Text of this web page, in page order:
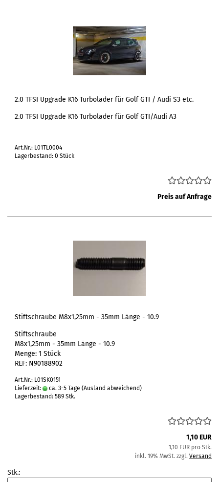
2.0 TFSI Upgrade K16 Turbolader für Golf GTI / Audi S3 etc.
2.0 TFSI Upgrade K16 Turbolader für Golf GTI/Audi A3
Art.Nr.: L01TL0004
Lagerbestand: 0 Stück
Preis auf Anfrage
Stiftschraube M8x1,25mm - 35mm Länge - 10.9
Stiftschraube
M8x1,25mm - 35mm Länge - 10.9
Menge: 1 Stück
REF: N90188902
Art.Nr.: L01SK0151
Lieferzeit:
ca. 3-5 Tage (Ausland abweichend)
Lagerbestand: 589 Stk.
1,10 EUR
1,10 EUR pro Stk.
inkl. 19% MwSt. zzgl. Versand
Stk.: